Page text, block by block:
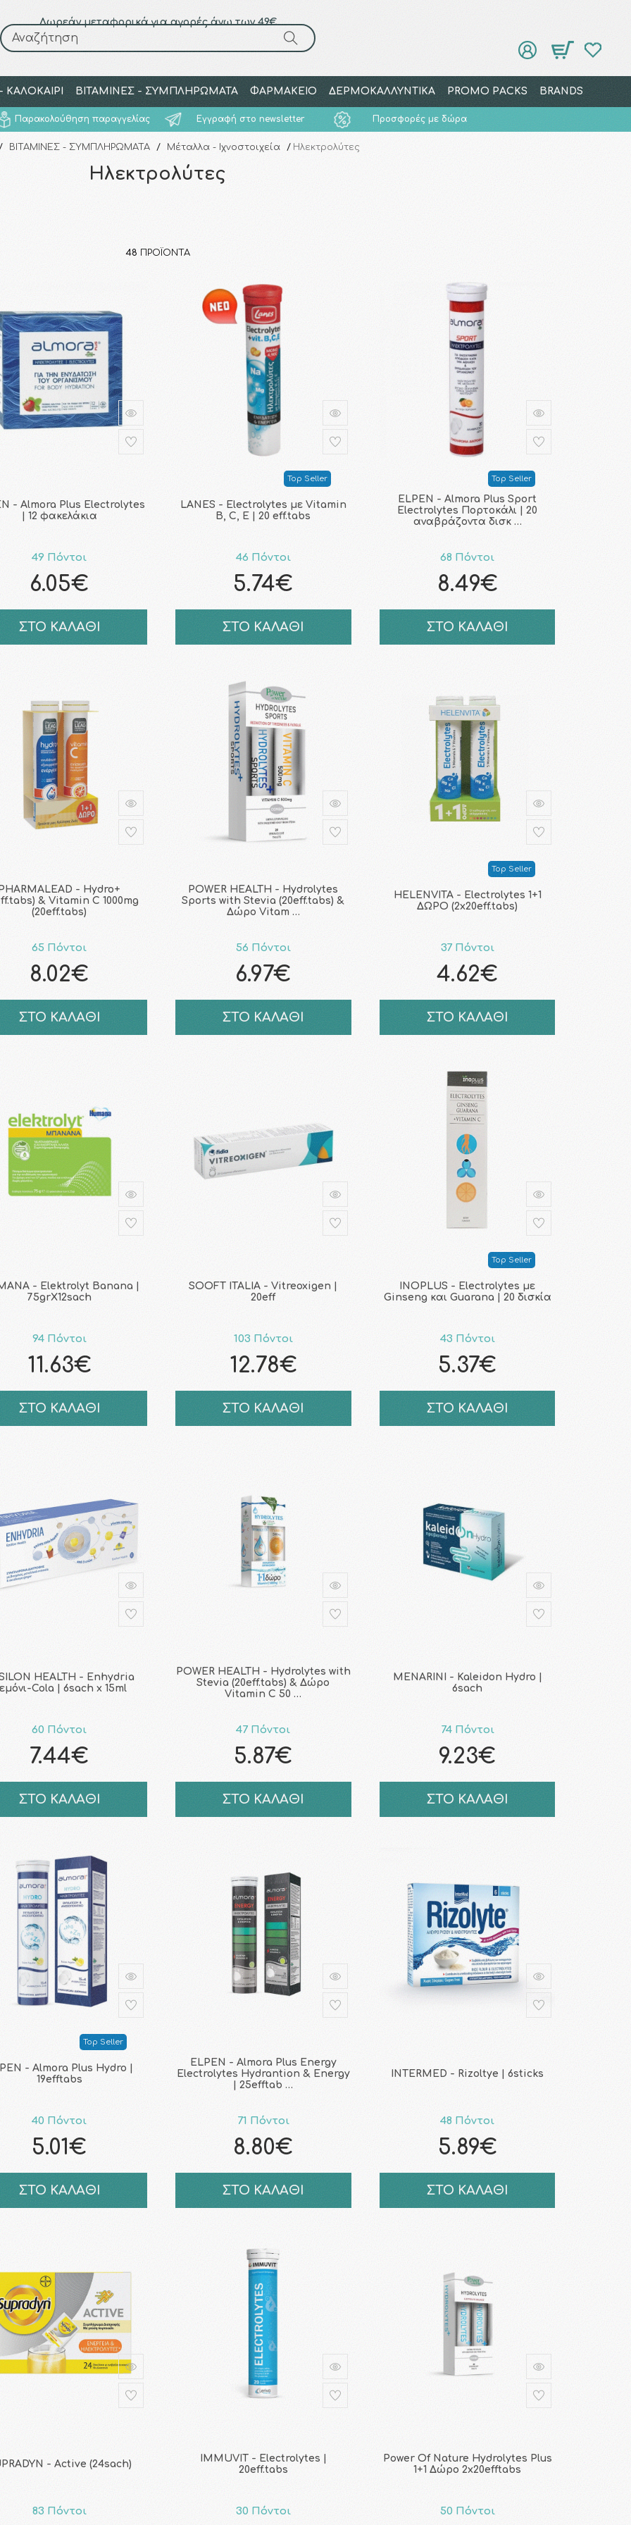
Δωρεάν μεταφορικά για αγορές άνω των 49€
Αναζήτηση
ΒΙΤΑΜΙΝΕΣ - ΣΥΜΠΛΗΡΩΜΑΤΑ ΦΑΡΜΑΚΕΙΟ ΔΕΡΜΟΚΑΛΛΥΝΤΙΚΑ PROMO PACKS BRANDS
Παρακολούθηση παραγγελίας Εγγραφή στο newsletter Προσφορές με δώρα
Αναζήτηση
ΒΙΤΑΜΙΝΕΣ - ΣΥΜΠΛΗΡΩΜΑΤΑ / Μέταλλα - Ιχνοστοιχεία / Ηλεκτρολύτες
Ηλεκτρολύτες
48 ΠΡΟΪΌΝΤΑ
- Almora Plus Electrolytes
| 12 φακελάκια
49 Πόντοι
6.05€
ΣΤΟ ΚΑΛΑΘΙ
Top Seller
LANES - Electrolytes με Vitamin
B, C, E | 20 eff.tabs
46 Πόντοι
5.74€
ΣΤΟ ΚΑΛΑΘΙ
Top Seller
ELPEN - Almora Plus Sport
Electrolytes Πορτοκάλι | 20
αναβράζοντα δισκ …
68 Πόντοι
8.49€
ΣΤΟ ΚΑΛΑΘΙ
- Hydro+
& Vitamin C 1000mg
(20eff.tabs)
65 Πόντοι
8.02€
ΣΤΟ ΚΑΛΑΘΙ
POWER HEALTH - Hydrolytes
Sports with Stevia (20eff.tabs) &
Δώρο Vitam …
56 Πόντοι
6.97€
ΣΤΟ ΚΑΛΑΘΙ
Top Seller
HELENVITA - Electrolytes 1+1
ΔΩΡΟ (2x20eff.tabs)
37 Πόντοι
4.62€
ΣΤΟ ΚΑΛΑΘΙ
- Elektrolyt Banana |
75grX12sach
94 Πόντοι
11.63€
ΣΤΟ ΚΑΛΑΘΙ
SOOFT ITALIA - Vitreoxigen |
20eff
103 Πόντοι
12.78€
ΣΤΟ ΚΑΛΑΘΙ
Top Seller
INOPLUS - Electrolytes με
Ginseng και Guarana | 20 δισκία
43 Πόντοι
5.37€
ΣΤΟ ΚΑΛΑΘΙ
HEALTH - Enhydria
Cola | 6sach x 15ml
60 Πόντοι
7.44€
ΣΤΟ ΚΑΛΑΘΙ
POWER HEALTH - Hydrolytes with
Stevia (20eff.tabs) & Δώρο
Vitamin C 50 …
47 Πόντοι
5.87€
ΣΤΟ ΚΑΛΑΘΙ
MENARINI - Kaleidon Hydro |
6sach
74 Πόντοι
9.23€
ΣΤΟ ΚΑΛΑΘΙ
Top Seller
- Almora Plus Hydro |
19efftabs
40 Πόντοι
5.01€
ΣΤΟ ΚΑΛΑΘΙ
ELPEN - Almora Plus Energy
Electrolytes Hydrantion & Energy
| 25efftab …
71 Πόντοι
8.80€
ΣΤΟ ΚΑΛΑΘΙ
INTERMED - Rizoltye | 6sticks
48 Πόντοι
5.89€
ΣΤΟ ΚΑΛΑΘΙ
- Active (24sach)
83 Πόντοι
IMMUVIT - Electrolytes |
20eff.tabs
30 Πόντοι
Power Of Nature Hydrolytes Plus
1+1 Δώρο 2x20efftabs
50 Πόντοι